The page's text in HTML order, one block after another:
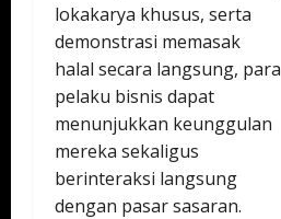
lokakarya khusus, serta
demonstrasi memasak
halal secara langsung, para
pelaku bisnis dapat
menunjukkan keunggulan
mereka sekaligus
berinteraksi langsung
dengan pasar sasaran.